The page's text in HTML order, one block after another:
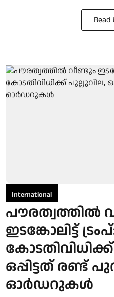
Read
International
പൗരത്വത്തിൽ
ഇടങ്കോലിട്ട്
ഒപ്പിട്ടത് രണ്ട്
ഓർഡറുകൾ